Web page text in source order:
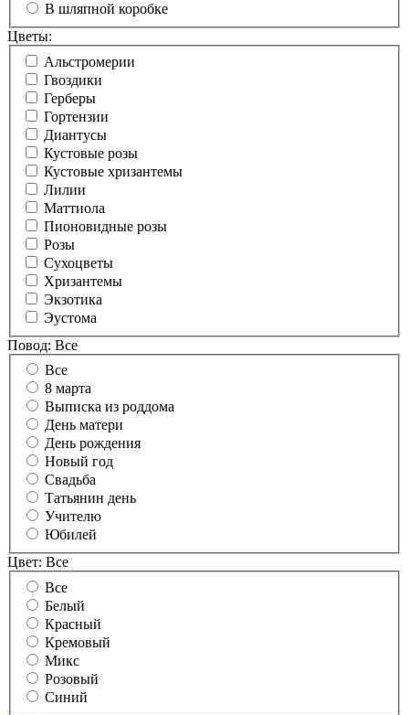
В шляпной коробке
Цветы:
Альстромерии
Гвоздики
Герберы
Гортензии
Диантусы
Кустовые розы
Кустовые хризантемы
Лилии
Маттиола
Пионовидные розы
Розы
Сухоцветы
Хризантемы
Экзотика
Эустома
Повод: Все
Все
8 марта
Выписка из роддома
День матери
День рождения
Новый год
Свадьба
Татьянин день
Учителю
Юбилей
Цвет: Все
Все
Белый
Красный
Кремовый
Микс
Розовый
Синий